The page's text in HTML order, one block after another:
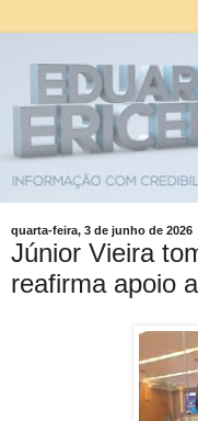
quarta-feira, 3 de junho de 2026
Júnior Vieira
reafirma apoio